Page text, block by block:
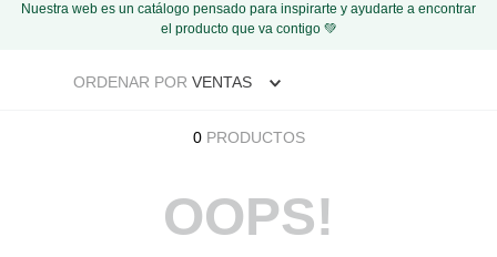
Nuestra web es un catálogo pensado para inspirarte y ayudarte a encontrar
el producto que va contigo 💚
ORDENAR POR VENTAS
0 PRODUCTOS
OOPS!